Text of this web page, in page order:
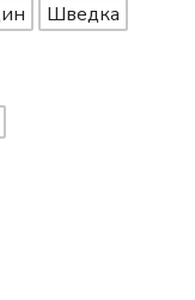
Шведка